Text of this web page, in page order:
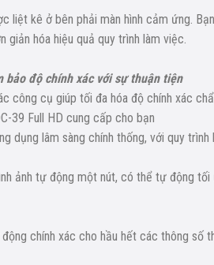
liệt kê ở bên phải màn hình cảm ứng.
giản hóa hiệu quả quy trình làm việc.
bảo độ chính xác với sự thuận tiện
công cụ giúp tối đa hóa độ chính xác
39 Full HD cung cấp cho bạn
dụng lâm sàng chính thống, với quy
ảnh tự động một nút, có thể tự động
chính xác cho hầu hết các thông số